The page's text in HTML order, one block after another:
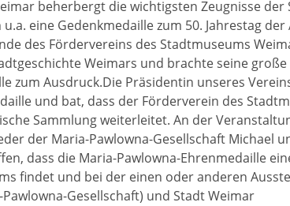
beherbergt die wichtigsten Zeugnisse
eine Gedenkmedaille zum 50. Jahrestag
des Fördervereins des Stadtmuseums
Weimars und brachte seine
zum Ausdruck.Die Präsidentin unseres
und bat, dass der Förderverein des
Sammlung weiterleitet. An der
der Maria-Pawlowna-Gesellschaft Michael
dass die Maria-Pawlowna-Ehrenmedaille
findet und bei der einen oder anderen
Gesellschaft) und Stadt Weimar